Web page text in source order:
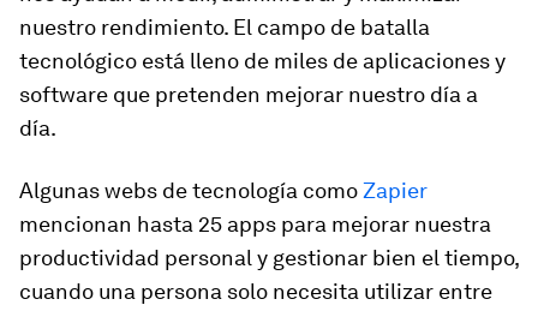
nuestro rendimiento. El campo de batalla
tecnológico está lleno de miles de aplicaciones y
software que pretenden mejorar nuestro día a
día.
Algunas webs de tecnología comoZapier
mencionan hasta 25 apps para mejorar nuestra
productividad personal y gestionar bien el tiempo,
cuando una persona solo necesita utilizar entre